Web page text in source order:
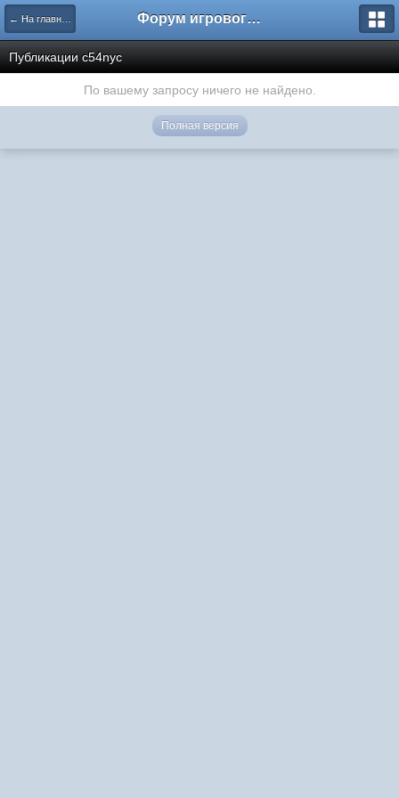
← На главную Форум игрового проекта Riverrise
Публикации c54nyc
По вашему запросу ничего не найдено.
Полная версия